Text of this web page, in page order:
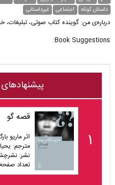
داستان کوتاه
اجتماعی غیر‌داستانی
درباره‌ی من: گوینده کتاب صوتی، تبلیغات،
Book Suggestions:
پیشنهادهای
۱
قصه گو
اثر ماریو
مترجم:
نشر:
تعداد صفحه: